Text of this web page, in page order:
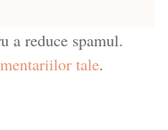
a reduce spamul.
tale.